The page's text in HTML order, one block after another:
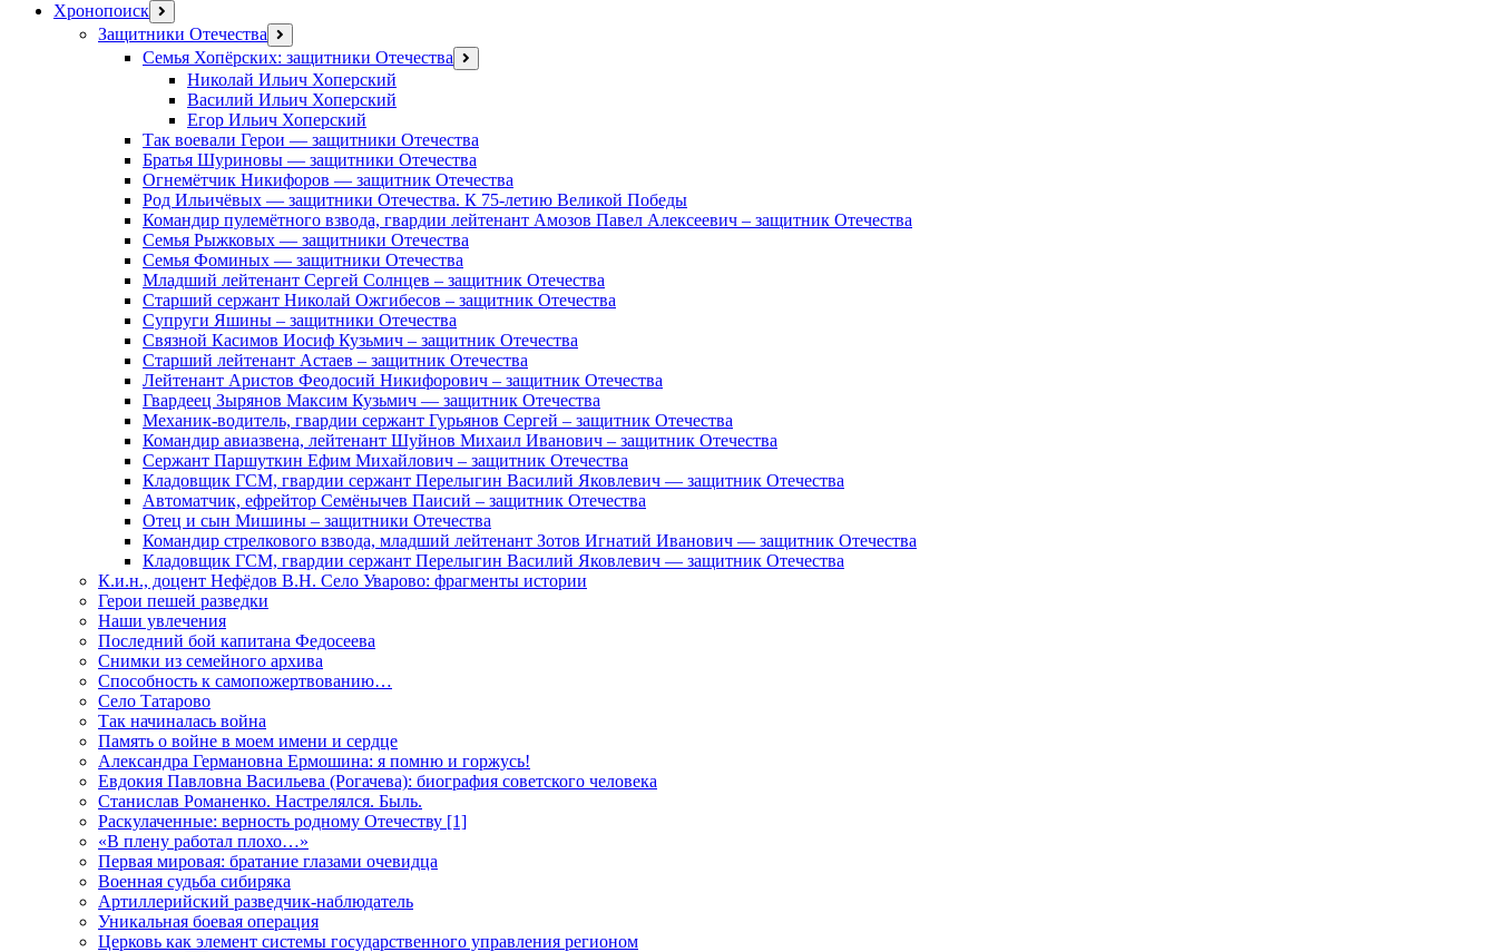
Хронопоиск открыть
меню
Защитники Отечества открыть
меню
Семья Хопёрских: защитники Отечества открыть
меню
Николай Ильич Хоперский
Василий Ильич Хоперский
Егор Ильич Хоперский
Так воевали Герои — защитники Отечества
Братья Шуриновы — защитники Отечества
Огнемётчик Никифоров — защитник Отечества
Род Ильичёвых — защитники Отечества. К 75-летию Великой Победы
Командир пулемётного взвода, гвардии лейтенант Амозов Павел Алексеевич – защитник Отечества
Семья Рыжковых — защитники Отечества
Семья Фоминых — защитники Отечества
Младший лейтенант Сергей Солнцев – защитник Отечества
Старший сержант Николай Ожгибесов – защитник Отечества
Супруги Яшины – защитники Отечества
Связной Касимов Иосиф Кузьмич – защитник Отечества
Старший лейтенант Астаев – защитник Отечества
Лейтенант Аристов Феодосий Никифорович – защитник Отечества
Гвардеец Зырянов Максим Кузьмич — защитник Отечества
Механик-водитель, гвардии сержант Гурьянов Сергей – защитник Отечества
Командир авиазвена, лейтенант Шуйнов Михаил Иванович – защитник Отечества
Сержант Паршуткин Ефим Михайлович – защитник Отечества
Кладовщик ГСМ, гвардии сержант Перелыгин Василий Яковлевич — защитник Отечества
Автоматчик, ефрейтор Семёнычев Паисий – защитник Отечества
Отец и сын Мишины – защитники Отечества
Командир стрелкового взвода, младший лейтенант Зотов Игнатий Иванович — защитник Отечества
Кладовщик ГСМ, гвардии сержант Перелыгин Василий Яковлевич — защитник Отечества
К.и.н., доцент Нефёдов В.Н. Село Уварово: фрагменты истории
Герои пешей разведки
Наши увлечения
Последний бой капитана Федосеева
Снимки из семейного архива
Способность к самопожертвованию…
Село Татарово
Так начиналась война
Память о войне в моем имени и сердце
Александра Германовна Ермошина: я помню и горжусь!
Евдокия Павловна Васильева (Рогачева): биография советского человека
Станислав Романенко. Настрелялся. Быль.
Раскулаченные: верность родному Отечеству [1]
«В плену работал плохо…»
Первая мировая: братание глазами очевидца
Военная судьба сибиряка
Артиллерийский разведчик-наблюдатель
Уникальная боевая операция
Церковь как элемент системы государственного управления регионом